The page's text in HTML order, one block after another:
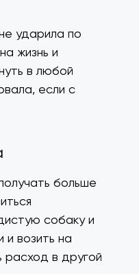
ударила по
жизнь и
в любой
если с
больше
собаку и
и возить на
расход в другой